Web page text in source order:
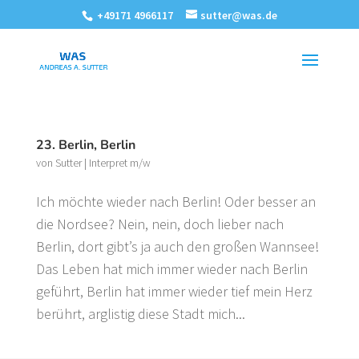
+49171 4966117 sutter@was.de
23. Berlin, Berlin
von Sutter| Interpret m/w
Ich möchte wieder nach Berlin! Oder besser an
die Nordsee? Nein, nein, doch lieber nach
Berlin, dort gibt’s ja auch den großen Wannsee!
Das Leben hat mich immer wieder nach Berlin
geführt, Berlin hat immer wieder tief mein Herz
berührt, arglistig diese Stadt mich...